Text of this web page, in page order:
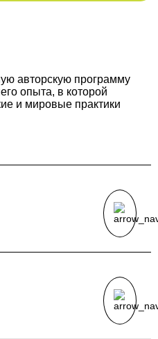
авторскую программу
опыта, в которой
и мировые практики